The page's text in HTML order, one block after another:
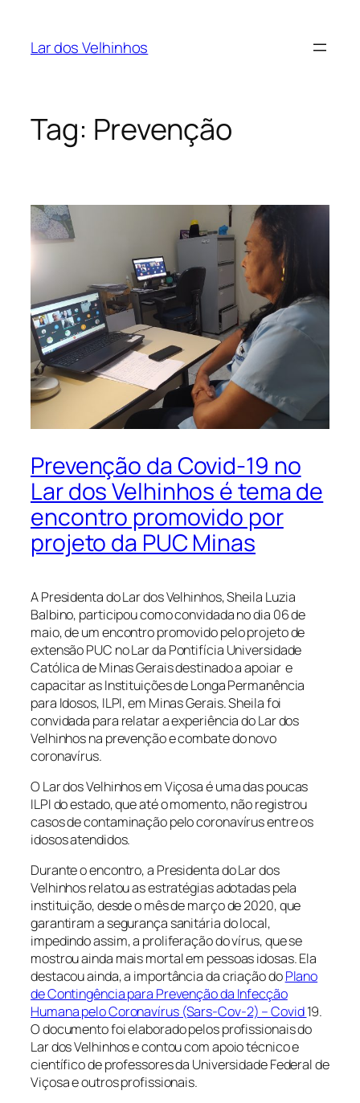
Lar dos Velhinhos
Tag: Prevenção
Prevenção da Covid-19 no
Lar dos Velhinhos é tema de
encontro promovido por
projeto da PUC Minas
A Presidenta do Lar dos Velhinhos, Sheila Luzia
Balbino, participou como convidada no dia 06 de
maio, de um encontro promovido pelo projeto de
extensão PUC no Lar da Pontifícia Universidade
Católica de Minas Gerais destinado a apoiar e
capacitar as Instituições de Longa Permanência
para Idosos, ILPI, em Minas Gerais. Sheila foi
convidada para relatar a experiência do Lar dos
Velhinhos na prevenção e combate do novo
coronavírus.
O Lar dos Velhinhos em Viçosa é uma das poucas
ILPI do estado, que até o momento, não registrou
casos de contaminação pelo coronavírus entre os
idosos atendidos.
Durante o encontro, a Presidenta do Lar dos
Velhinhos relatou as estratégias adotadas pela
instituição, desde o mês de março de 2020, que
garantiram a segurança sanitária do local,
impedindo assim, a proliferação do vírus, que se
mostrou ainda mais mortal em pessoas idosas. Ela
destacou ainda, a importância da criação doPlano
de Contingência para Prevenção da Infecção
Humana pelo Coronavírus (Sars-Cov-2) – Covid19.
O documento foi elaborado pelos profissionais do
Lar dos Velhinhos e contou com apoio técnico e
científico de professores da Universidade Federal de
Viçosa e outros profissionais.